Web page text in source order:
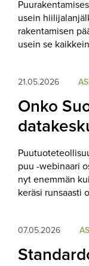
usein
rakentamisen
usein se
21.05.2026
Onko
puu -webinaari
nyt enemmän
keräsi runsaasti
07.05.2026